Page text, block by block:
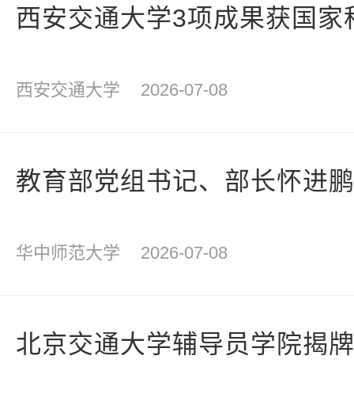
西安交通大学3项成果获国家
西安交通大学 2026-07-08
教育部党组书记、部长怀进
华中师范大学 2026-07-08
北京交通大学辅导员学院揭